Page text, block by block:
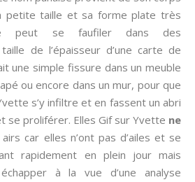
petite taille et sa forme plate très
peut se faufiler dans des
de l’épaisseur d’une carte de
une simple fissure dans un meuble
ou encore dans un mur, pour que
s’y infiltre et en fassent un abri
se proliférer. Elles Gif sur Yvette ne
car elles n’ont pas d’ailes et se
rapidement en plein jour mais
à la vue d’une analyse